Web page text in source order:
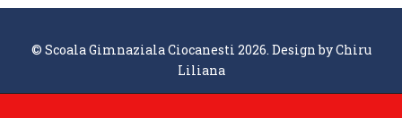
© Scoala Gimnaziala Ciocanesti 2026. Design byChiru
Liliana